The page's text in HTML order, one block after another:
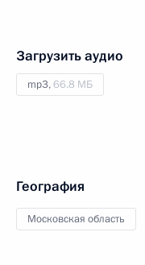
Загрузить аудио
mp3,66.8 МБ
География
Московская область